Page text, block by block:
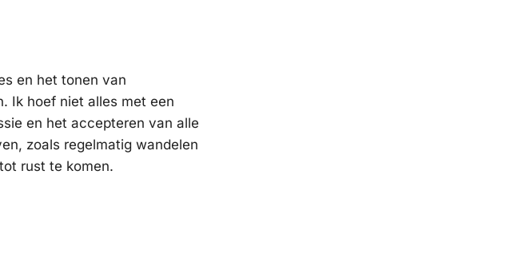
en het tonen van
Ik hoef niet alles met een
en het accepteren van alle
zoals regelmatig wandelen
rust te komen.